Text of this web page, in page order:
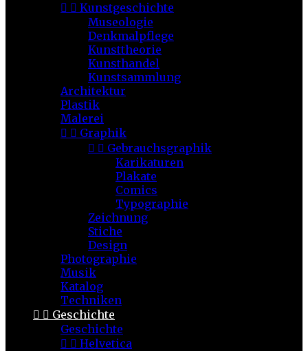
  Kunstgeschichte
Museologie
Denkmalpflege
Kunsttheorie
Kunsthandel
Kunstsammlung
Architektur
Plastik
Malerei
  Graphik
  Gebrauchsgraphik
Karikaturen
Plakate
Comics
Typographie
Zeichnung
Stiche
Design
Photographie
Musik
Katalog
Techniken
  Geschichte
Geschichte
  Helvetica